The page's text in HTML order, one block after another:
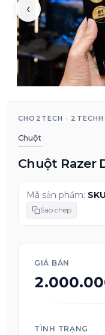
‹
CHO2TECH ·
Chuột
Chuột Razer
Mã sản phẩm:
Sao chép
GIÁ BÁN
TÌNH TRẠNG